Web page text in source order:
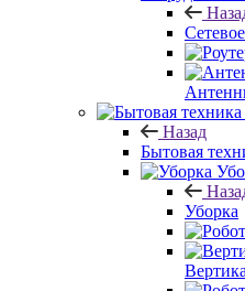
Назад
Бытовая
Уборка